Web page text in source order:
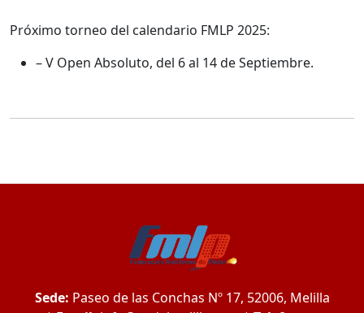
Próximo torneo del calendario FMLP 2025:
– V Open Absoluto, del 6 al 14 de Septiembre.
Sede: Paseo de las Conchas Nº 17, 52006, Melilla